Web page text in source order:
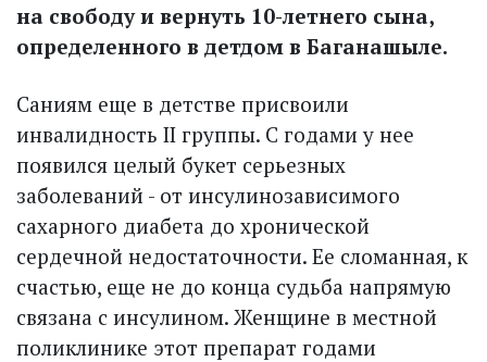
на свободу и вернуть 10-летнего сына,
определенного в детдом в Баганашыле.
Саниям еще в детстве присвоили
инвалидность II группы. С годами у нее
появился целый букет серьезных
заболеваний - от инсулинозависимого
сахарного диабета до хронической
сердечной недостаточности. Ее сломанная, к
счастью, еще не до конца судьба напрямую
связана с инсулином. Женщине в местной
поликлинике этот препарат годами